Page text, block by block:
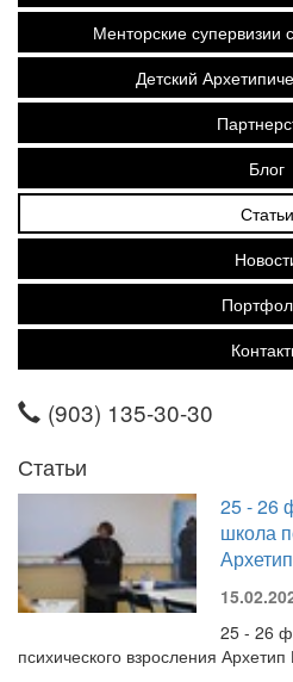
Менторские супервизии
Детский
Блог
Статьи
(903) 135-30-30
Статьи
25 - 26
школа
25 - 26
психического взросления